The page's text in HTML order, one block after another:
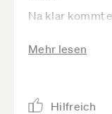
Na klar kommt
unter die
Netzwerk.
Mehr lesen
Hilfreich